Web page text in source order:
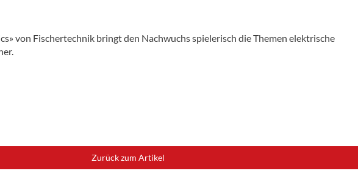
von Fischertechnik bringt den Nachwuchs spielerisch die Themen elektrische
Zurück zum Artikel